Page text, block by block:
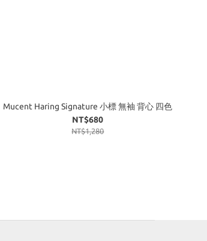
Mucent Haring Signature 小標 無袖 背心 四色
NT$680
NT$1,280